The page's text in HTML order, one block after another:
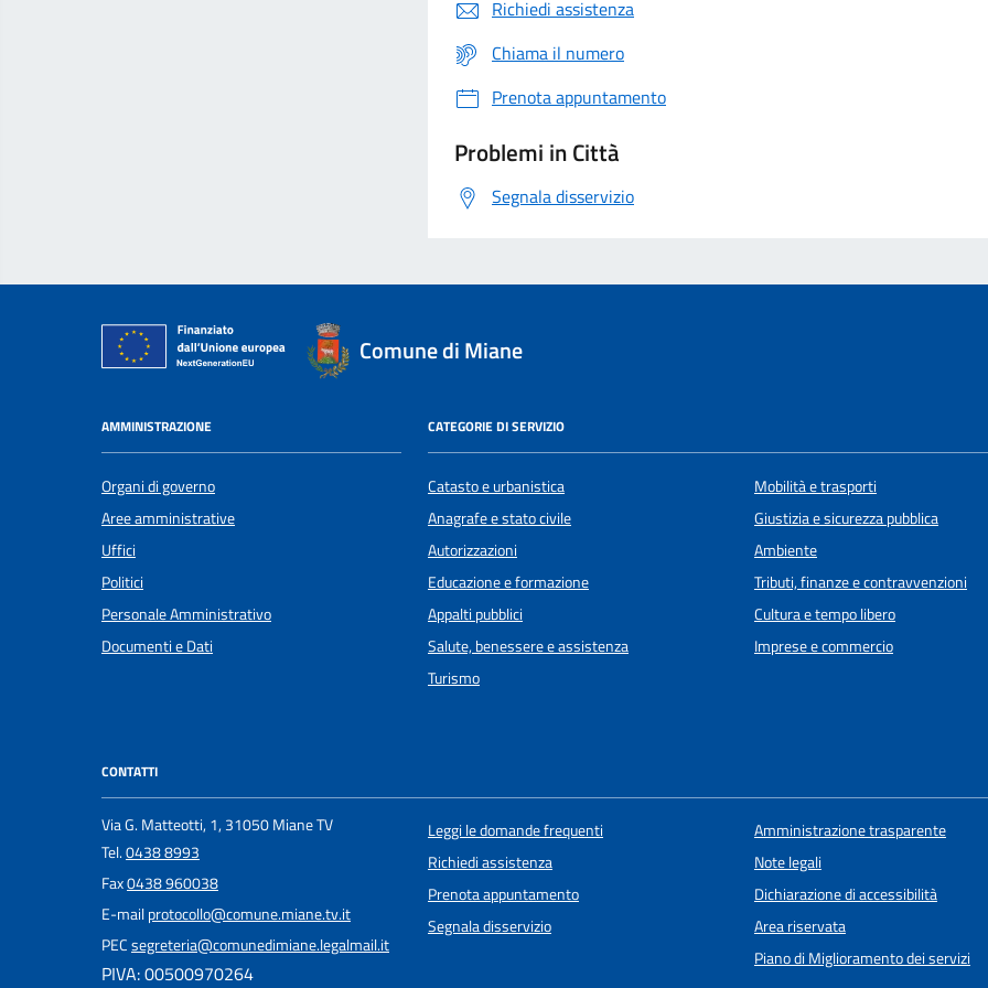
Richiedi assistenza
Chiama il numero
Prenota appuntamento
Problemi in Città
Segnala disservizio
Comune di Miane
AMMINISTRAZIONE
Organi di governo
Aree amministrative
Uffici
Politici
Personale Amministrativo
Documenti e Dati
CATEGORIE DI SERVIZIO
Catasto e urbanistica
Anagrafe e stato civile
Autorizzazioni
Educazione e formazione
Appalti pubblici
Salute, benessere e assistenza
Turismo
Mobilità e trasporti
Giustizia e sicurezza pubblica
Ambiente
Tributi, finanze e contravvenzioni
Cultura e tempo libero
Imprese e commercio
CONTATTI
Via G. Matteotti, 1, 31050 Miane TV
Tel.0438 8993
Fax0438 960038
E-mailprotocollo@comune.miane.tv.it
PECsegreteria@comunedimiane.legalmail.it
PIVA: 00500970264
Leggi le domande frequenti
Richiedi assistenza
Prenota appuntamento
Segnala disservizio
Amministrazione trasparente
Note legali
Dichiarazione di accessibilità
Area riservata
Piano di Miglioramento dei servizi